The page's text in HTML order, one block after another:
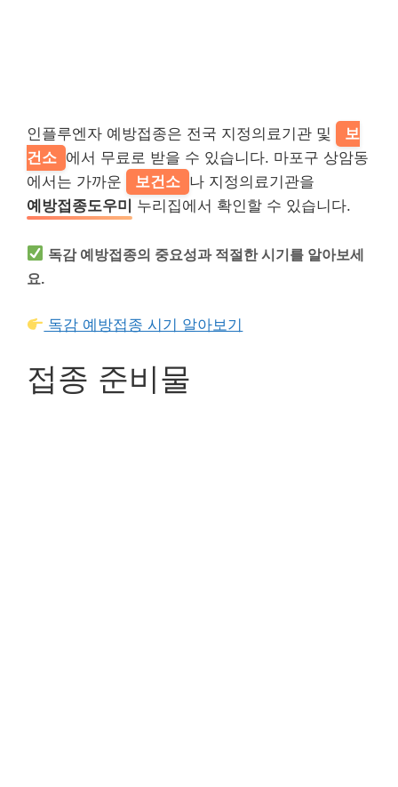
인플루엔자 예방접종은 전국 지정의료기관 및
보
건소 에서 무료로 받을 수 있습니다. 마포구 상암동
에서는 가까운
보건소 나 지정의료기관을
예방접종도우미
누리집에서 확인할 수 있습니다.
독감 예방접종의 중요성과 적절한 시기를 알아보세
요.
독감 예방접종 시기 알아보기
접종 준비물